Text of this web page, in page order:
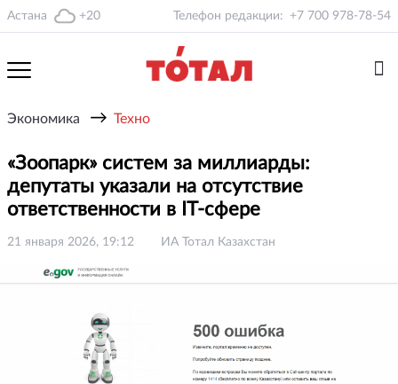
Астана +20 Телефон редакции: +7 700 978-78-54
Экономика → Техно
«Зоопарк» систем за миллиарды:
депутаты указали на отсутствие
ответственности в IT-сфере
21 января 2026, 19:12 ИА Тотал Казахстан